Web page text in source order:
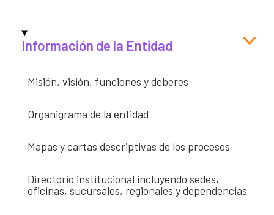
Generación de conocimiento para la búsqueda
Información de la Entidad
Misión, visión, funciones y deberes
Organigrama de la entidad
Mapas y cartas descriptivas de los procesos
Directorio institucional incluyendo sedes,
oficinas, sucursales, regionales y dependencias